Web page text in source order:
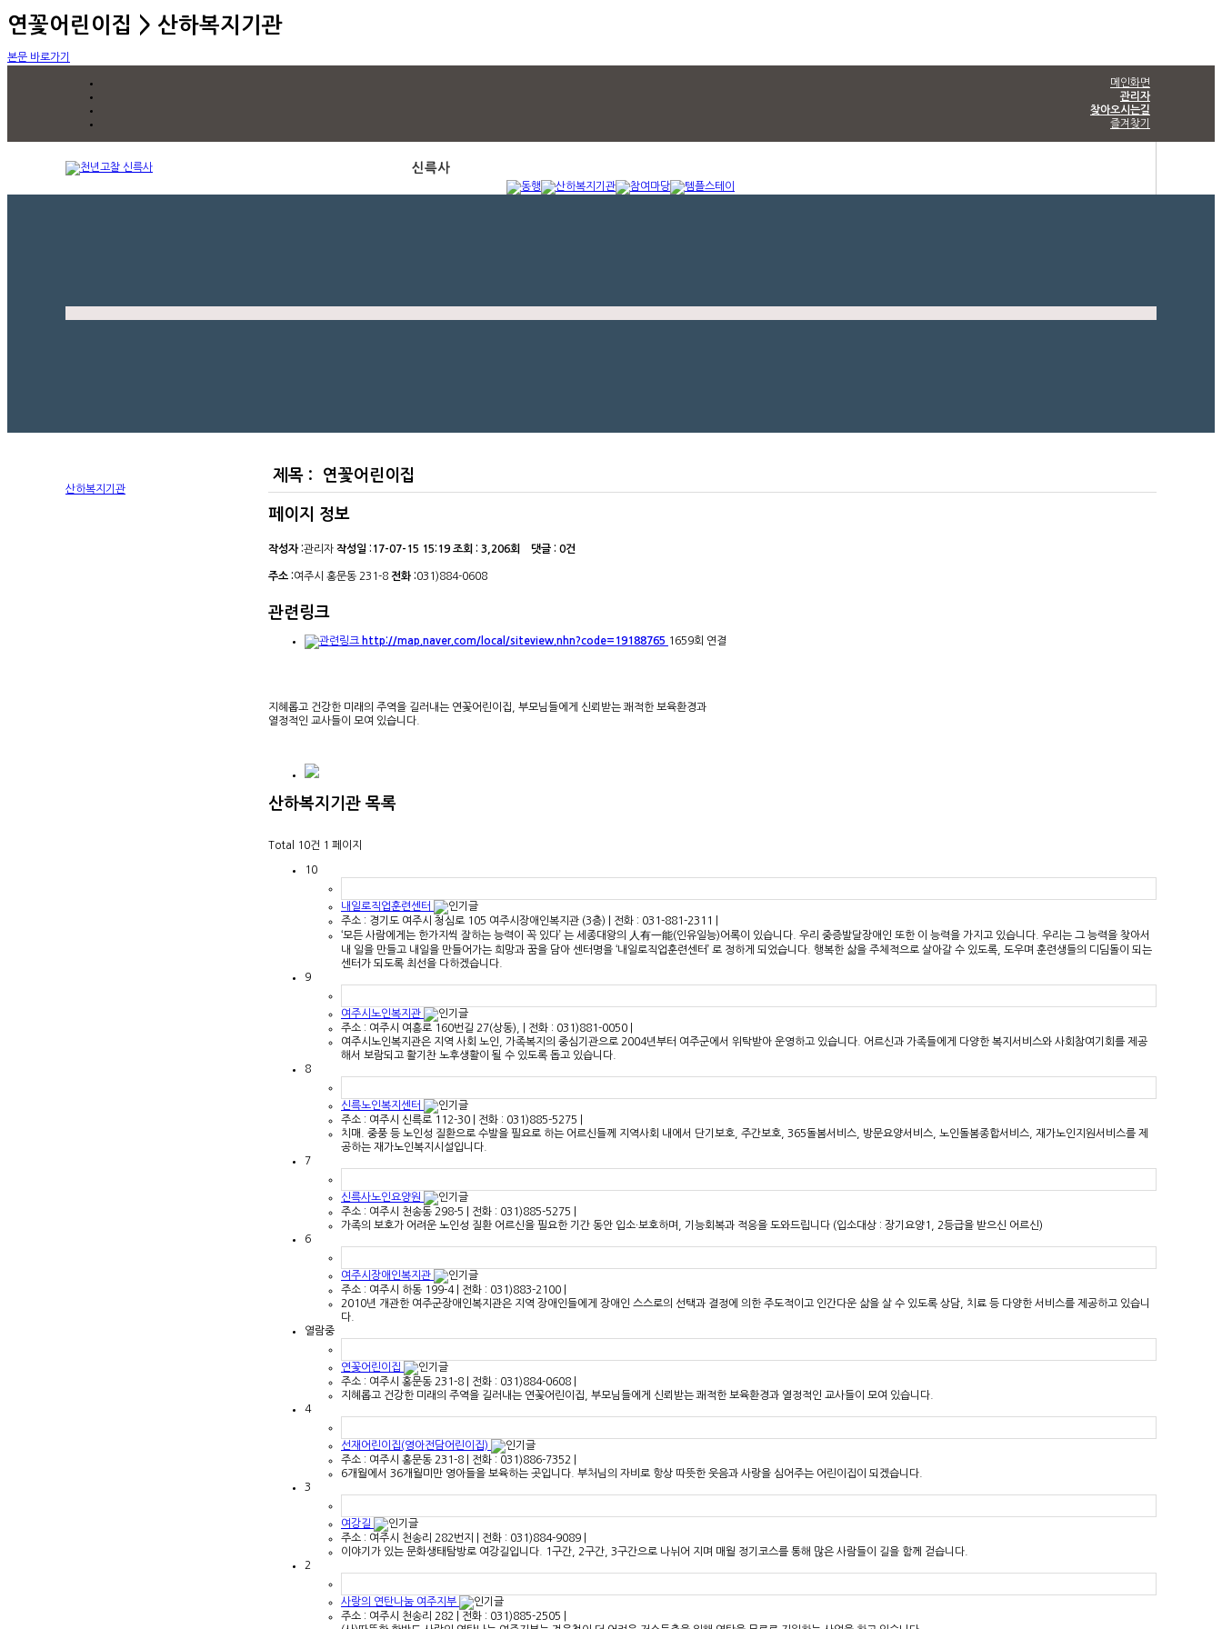
연꽃어린이집 > 산하복지기관
본문 바로가기
메인화면
관리자
찾아오시는길
즐겨찾기
산하복지기관
제목 : 연꽃어린이집
페이지 정보
작성자 :관리자 작성일 : 17-07-15 15:19 조회 : 3,206회 댓글 : 0건
주소 :여주시 홍문동 231-8 전화 :031)884-0608
관련링크
http://map.naver.com/local/siteview.nhn?code=19188765 1659회 연결
지혜롭고 건강한 미래의 주역을 길러내는 연꽃어린이집, 부모님들에게 신뢰받는 쾌적한 보육환경과
열정적인 교사들이 모여 있습니다.
산하복지기관 목록
Total 10건 1 페이지
10
내일로직업훈련센터
주소 : 경기도 여주시 청심로 105 여주시장애인복지관 (3층)
전화 : 031-881-2311
‘모든 사람에게는 한가지씩 잘하는 능력이 꼭 있다’ 는 세종대왕의 人有一能(인유일능)어록이 있습니다. 우리 중증발달장애인 또한 이 능력을 가지고 있습니다. 우리는 그 능력을 찾아서
내 일을 만들고 내일을 만들어가는 희망과 꿈을 담아 센터명을 ‘내일로직업훈련센터’ 로 정하게 되었습니다. 행복한 삶을 주체적으로 살아갈 수 있도록, 도우며 훈련생들의 디딤돌이 되는
센터가 되도록 최선을 다하겠습니다. ​
9
여주시노인복지관
주소 : 여주시 여흥로 160번길 27(상동),
전화 : 031)881-0050
여주시노인복지관은 지역 사회 노인, 가족복지의 중심기관으로 2004년부터 여주군에서 위탁받아 운영하고 있습니다. 어르신과 가족들에게 다양한 복지서비스와 사회참여기회를 제공
해서 보람되고 활기찬 노후생활이 될 수 있도록 돕고 있습니다.
8
신륵노인복지센터
주소 : 여주시 신륵로 112-30
전화 : 031)885-5275
치매. 중풍 등 노인성 질환으로 수발을 필요로 하는 어르신들께 지역사회 내에서 단기보호, 주간보호, 365돌봄서비스, 방문요양서비스, 노인돌봄종합서비스, 재가노인지원서비스를 제
공하는 재가노인복지시설입니다.
7
신륵사노인요양원
주소 : 여주시 천송동 298-5
전화 : 031)885-5275
가족의 보호가 어려운 노인성 질환 어르신을 필요한 기간 동안 입소·보호하며, 기능회복과 적응을 도와드립니다 (입소대상 : 장기요양1, 2등급을 받으신 어르신)
6
여주시장애인복지관
주소 : 여주시 하동 199-4
전화 : 031)883-2100
2010년 개관한 여주군장애인복지관은 지역 장애인들에게 장애인 스스로의 선택과 결정에 의한 주도적이고 인간다운 삶을 살 수 있도록 상담, 치료 등 다양한 서비스를 제공하고 있습니
다.
열람중
연꽃어린이집
주소 : 여주시 홍문동 231-8
전화 : 031)884-0608
지혜롭고 건강한 미래의 주역을 길러내는 연꽃어린이집, 부모님들에게 신뢰받는 쾌적한 보육환경과 열정적인 교사들이 모여 있습니다.
4
선재어린이집(영아전담어린이집)
주소 : 여주시 홍문동 231-8
전화 : 031)886-7352
6개월에서 36개월미만 영아들을 보육하는 곳입니다. 부처님의 자비로 항상 따뜻한 웃음과 사랑을 심어주는 어린이집이 되겠습니다.
3
여강길
주소 : 여주시 천송리 282번지
전화 : 031)884-9089
이야기가 있는 문화생태탐방로 여강길입니다. 1구간, 2구간, 3구간으로 나뉘어 지며 매월 정기코스를 통해 많은 사람들이 길을 함께 걷습니다.
2
사랑의 연탄나눔 여주지부
주소 : 여주시 천송리 282
전화 : 031)885-2505